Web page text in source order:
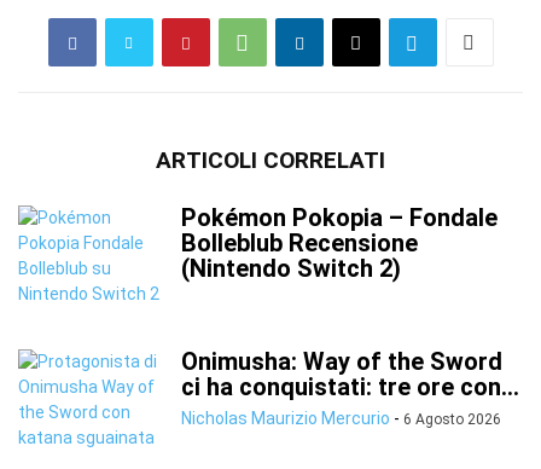
ARTICOLI CORRELATI
Pokémon Pokopia – Fondale
Bolleblub Recensione
(Nintendo Switch 2)
Onimusha: Way of the Sword
ci ha conquistati: tre ore con...
Nicholas Maurizio Mercurio - 6 Agosto 2026